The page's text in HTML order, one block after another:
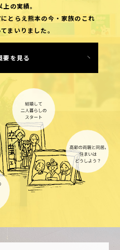
～
の実績。
とらえ熊本の今・家族のこれ
まいりました。
要を見る